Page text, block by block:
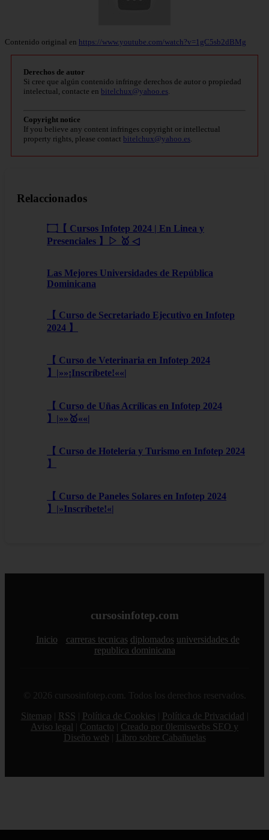
Contenido original en https://www.youtube.com/watch?v=1gC5sb2dBMg
Derechos de autor
Si cree que algún contenido infringe derechos de autor o propiedad
intelectual, contacte en bitelchux@yahoo.es.
Copyright notice
If you believe any content infringes copyright or intellectual
property rights, please contact bitelchux@yahoo.es.
Relaccionados
۝【 Cursos Infotep 2024 | En Linea y
Presenciales 】▷ 🥇 ◁
Las Mejores Universidades de República
Dominicana
【 Curso de Secretariado Ejecutivo en Infotep
2024 】
【 Curso de Veterinaria en Infotep 2024
】|»»¡Inscríbete!««|
【 Curso de Uñas Acrílicas en Infotep 2024
】|»»🥇««|
【 Curso de Hotelería y Turismo en Infotep 2024
】
【 Curso de Paneles Solares en Infotep 2024
】|»Inscríbete!«|
cursosinfotep.com
Inicio carreras tecnicas diplomados universidades de
republica dominicana
© 2026 cursosinfotep.com. Todos los derechos reservados.
Sitemap
RSS Política de Cookies Política de Privacidad
Aviso legal
Contacto
Creado por 0lemiswebs SEO y
Diseño web
Libro sobre Cabañuelas